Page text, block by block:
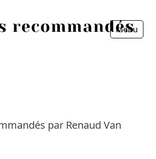
Menu
par Renaud Van
Fermer